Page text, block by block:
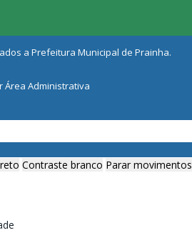
a Prefeitura Municipal de Prainha.
Área Administrativa
Contraste branco Parar movimentos